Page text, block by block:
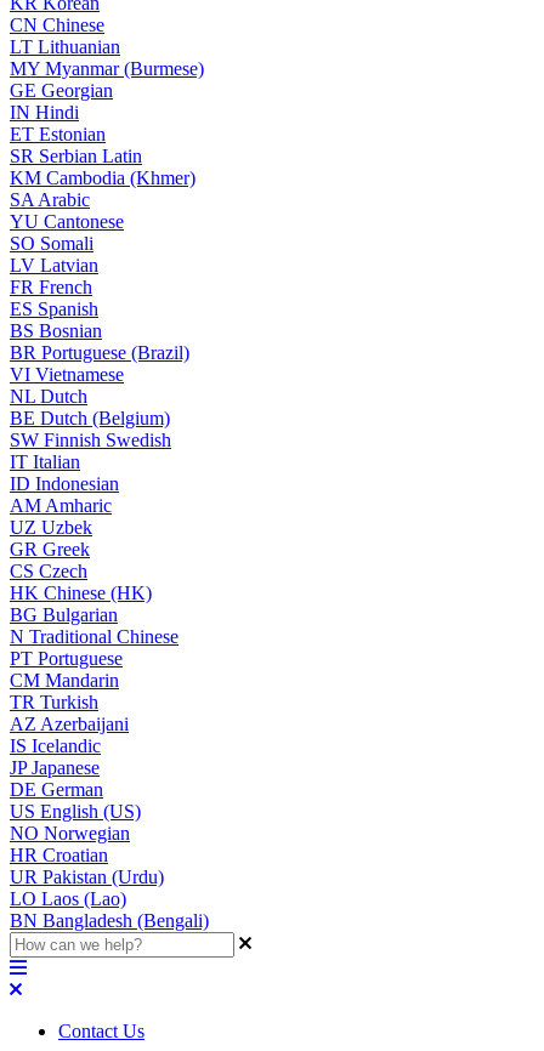
CN Chinese
LT Lithuanian
MY Myanmar (Burmese)
GE Georgian
IN Hindi
ET Estonian
SR Serbian Latin
KM Cambodia (Khmer)
SA Arabic
YU Cantonese
SO Somali
LV Latvian
FR French
ES Spanish
BS Bosnian
BR Portuguese (Brazil)
VI Vietnamese
NL Dutch
BE Dutch (Belgium)
SW Finnish Swedish
IT Italian
ID Indonesian
AM Amharic
UZ Uzbek
GR Greek
CS Czech
HK Chinese (HK)
BG Bulgarian
N Traditional Chinese
PT Portuguese
CM Mandarin
TR Turkish
AZ Azerbaijani
IS Icelandic
JPJapanese
DE German
US English (US)
NO Norwegian
HR Croatian
UR Pakistan (Urdu)
LO Laos (Lao)
BN Bangladesh (Bengali)
Contact Us